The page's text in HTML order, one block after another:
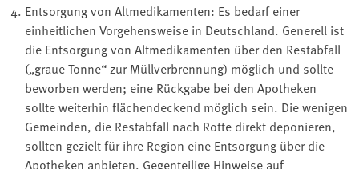
Entsorgung von Altmedikamenten: Es bedarf einer
einheitlichen Vorgehensweise in Deutschland. Generell ist
die Entsorgung von Altmedikamenten über den Restabfall
(„graue Tonne“ zur Müllverbrennung) möglich und sollte
beworben werden; eine Rückgabe bei den Apotheken
sollte weiterhin flächendeckend möglich sein. Die wenigen
Gemeinden, die Restabfall nach Rotte direkt deponieren,
sollten gezielt für ihre Region eine Entsorgung über die
Apotheken anbieten. Gegenteilige Hinweise auf